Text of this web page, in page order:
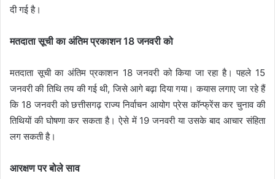
दी गई है।
मतदाता सूची का अंतिम प्रकाशन 18 जनवरी को
मतदाता सूची का अंतिम प्रकाशन 18 जनवरी को किया जा रहा है। पहले 15
जनवरी की तिथि तय की गई थी, जिसे आगे बढ़ा दिया गया। कयास लगाए जा रहे हैं
कि 18 जनवरी को छत्तीसगढ़ राज्य निर्वाचन आयोग प्रेस कॉन्फ्रेंस कर चुनाव की
तिथियों की घोषणा कर सकता है। ऐसे में 19 जनवरी या उसके बाद आचार संहिता
लग सकती है।
आरक्षण पर बोले साव